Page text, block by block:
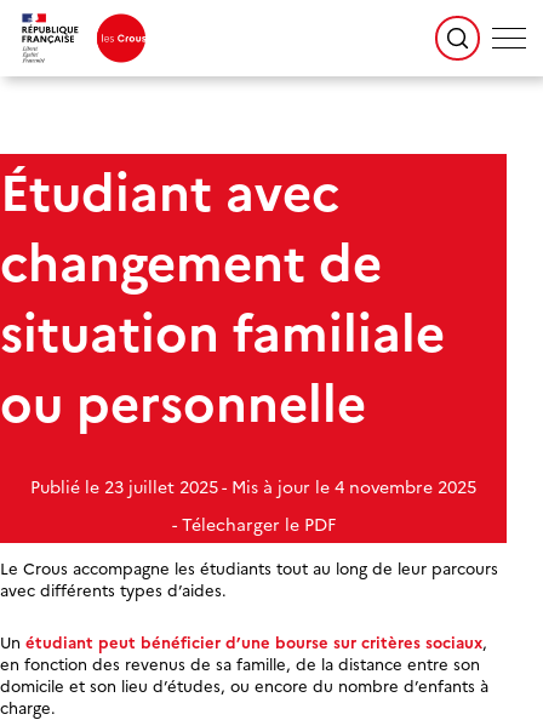
Étudiant avec
changement de
situation familiale
ou personnelle
Publié le 23 juillet 2025 Mis à jour le 4 novembre 2025
Télecharger le PDF
Le Crous accompagne les étudiants tout au long de leur parcours
avec différents types d’aides.
Un étudiant peut bénéficier d’une bourse sur critères sociaux,
en fonction des revenus de sa famille, de la distance entre son
domicile et son lieu d’études, ou encore du nombre d’enfants à
charge.